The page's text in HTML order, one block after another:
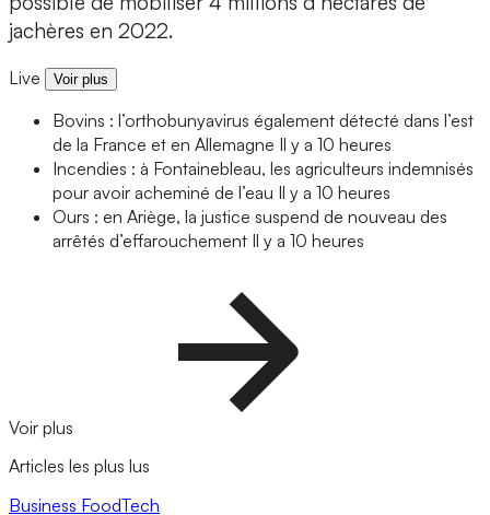
jachères en 2022.
Live Voir plus
Bovins : l’orthobunyavirus également détecté dans l’est
de la France et en Allemagne Il y a 10 heures
Incendies : à Fontainebleau, les agriculteurs indemnisés
pour avoir acheminé de l’eau Il y a 10 heures
Ours : en Ariège, la justice suspend de nouveau des
arrêtés d’effarouchement Il y a 10 heures
Voir plus
Articles les plus lus
Business FoodTech